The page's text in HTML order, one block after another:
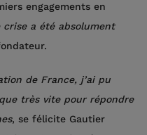
engagements en
crise a été absolument
de France, j’ai pu
très vite pour répondre
, se félicite Gautier